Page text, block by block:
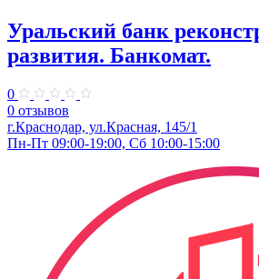
Уральский банк
развития. Банкомат.
0
0 отзывов
г.Краснодар, ул.Красная, 145/1
Пн-Пт 09:00-19:00, Сб 10:00-15:00